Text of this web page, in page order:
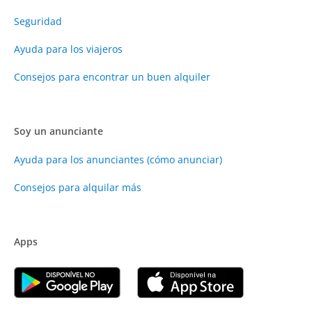
Seguridad
Ayuda para los viajeros
Consejos para encontrar un buen alquiler
Soy un anunciante
Ayuda para los anunciantes (cómo anunciar)
Consejos para alquilar más
Apps